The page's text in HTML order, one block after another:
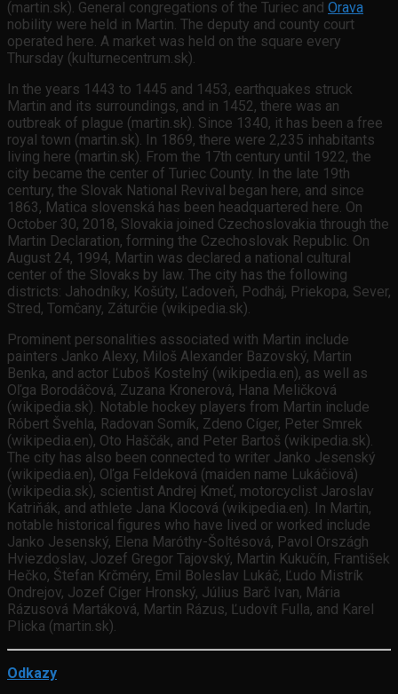
(martin.sk). General congregations of the Turiec and Orava
nobility were held in Martin. The deputy and county court
operated here. A market was held on the square every
Thursday (kulturnecentrum.sk).
In the years 1443 to 1445 and 1453, earthquakes struck
Martin and its surroundings, and in 1452, there was an
outbreak of plague (martin.sk). Since 1340, it has been a free
royal town (martin.sk). In 1869, there were 2,235 inhabitants
living here (martin.sk). From the 17th century until 1922, the
city became the center of Turiec County. In the late 19th
century, the Slovak National Revival began here, and since
1863, Matica slovenská has been headquartered here. On
October 30, 2018, Slovakia joined Czechoslovakia through the
Martin Declaration, forming the Czechoslovak Republic. On
August 24, 1994, Martin was declared a national cultural
center of the Slovaks by law. The city has the following
districts: Jahodníky, Košúty, Ľadoveň, Podháj, Priekopa, Sever,
Stred, Tomčany, Záturčie (wikipedia.sk).
Prominent personalities associated with Martin include
painters Janko Alexy, Miloš Alexander Bazovský, Martin
Benka, and actor Ľuboš Kostelný (wikipedia.en), as well as
Oľga Borodáčová, Zuzana Kronerová, Hana Meličková
(wikipedia.sk). Notable hockey players from Martin include
Róbert Švehla, Radovan Somík, Zdeno Cíger, Peter Smrek
(wikipedia.en), Oto Haščák, and Peter Bartoš (wikipedia.sk).
The city has also been connected to writer Janko Jesenský
(wikipedia.en), Oľga Feldeková (maiden name Lukáčiová)
(wikipedia.sk), scientist Andrej Kmeť, motorcyclist Jaroslav
Katriňák, and athlete Jana Klocová (wikipedia.en). In Martin,
notable historical figures who have lived or worked include
Janko Jesenský, Elena Maróthy-Šoltésová, Pavol Országh
Hviezdoslav, Jozef Gregor Tajovský, Martin Kukučín, František
Hečko, Štefan Krčméry, Emil Boleslav Lukáč, Ľudo Mistrík
Ondrejov, Jozef Cíger Hronský, Július Barč Ivan, Mária
Rázusová Martáková, Martin Rázus, Ľudovít Fulla, and Karel
Plicka (martin.sk).
Odkazy